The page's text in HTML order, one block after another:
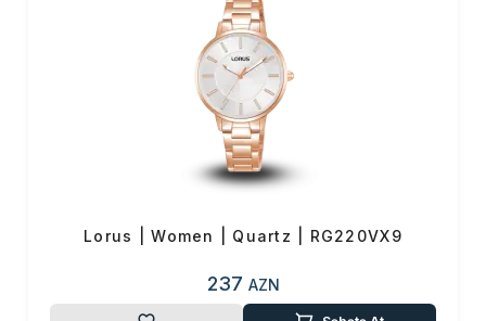
Lorus | Women | Quartz | RG220VX9
237 AZN